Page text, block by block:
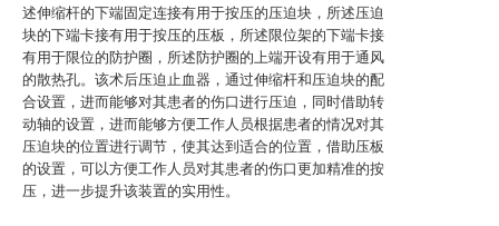
述伸缩杆的下端固定连接有用于按压的压迫块，所述压迫
块的下端卡接有用于按压的压板，所述限位架的下端卡接
有用于限位的防护圈，所述防护圈的上端开设有用于通风
的散热孔。该术后压迫止血器，通过伸缩杆和压迫块的配
合设置，进而能够对其患者的伤口进行压迫，同时借助转
动轴的设置，进而能够方便工作人员根据患者的情况对其
压迫块的位置进行调节，使其达到适合的位置，借助压板
的设置，可以方便工作人员对其患者的伤口更加精准的按
压，进一步提升该装置的实用性。